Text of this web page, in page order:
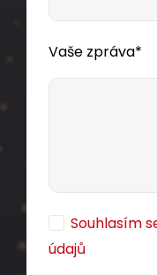
Vaše zpráva*
Souhlasím
údajů